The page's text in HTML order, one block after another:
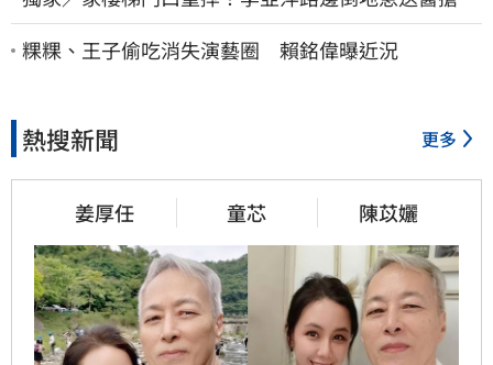
命 「最新傷況」曝
粿粿、王子偷吃消失演藝圈 賴銘偉曝近況
熱搜新聞 更多
姜厚任 童芯 陳苡孋